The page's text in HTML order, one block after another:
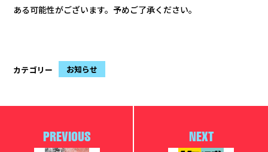
ある可能性がございます。予めご了承ください。
カテゴリー お知らせ
PREVIOUS NEXT